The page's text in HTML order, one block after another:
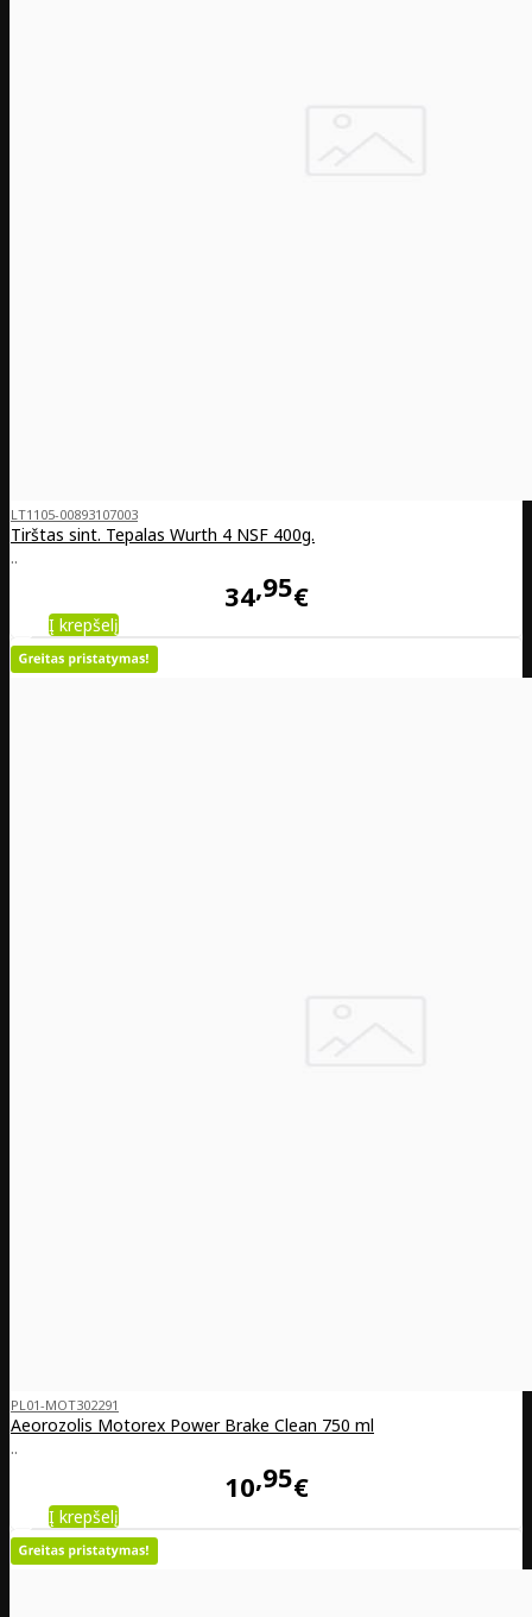
LT1105-00893107003
Tirštas sint. Tepalas Wurth 4 NSF 400g.
..
34 95€
Į krepšelį
PL01-MOT302291
Aeorozolis Motorex Power Brake Clean 750 ml
..
10 95€
Į krepšelį